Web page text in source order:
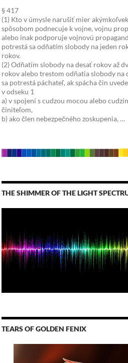
§ 417
(1) Kto v úmysle narušiť mier akýmkoľvek
spôsobom podnecuje k vojne, vojnu
alebo inak podporuje vojnovú
potrestá sa odňatím slobody na jeden
rokov.
(2) Odňatím slobody na desať rokov až
rokov alebo trestom odňatia slobody na
sa potrestá páchateľ, ak spácha čin
v odseku 1
a) v spojení s cudzou mocou alebo
činiteľom,
b) ako člen nebezpečného zoskupenia, …
THE SHIMMER OF THE LIGHT
TEARS OF GOLDEN FENIX